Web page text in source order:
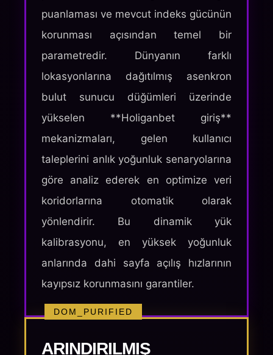
puanlaması ve mevcut indeks gücünün
korunması açısından temel bir
parametredir. Dünyanın farklı
lokasyonlarına dağıtılmış asenkron
bulut sunucu düğümleri üzerinde
yükselen **Holiganbet giriş**
mekanizmaları, gelen kullanıcı
taleplerini anlık yoğunluk senaryolarına
göre analiz ederek en optimize veri
koridorlarına otomatik olarak
yönlendirir. Bu dinamik yük
kalibrasyonu, en yüksek yoğunluk
anlarında dahi sayfa açılış hızlarının
kayıpsız korunmasını garantiler.
DOM_PURIFIED
ARINDIRILMIŞ